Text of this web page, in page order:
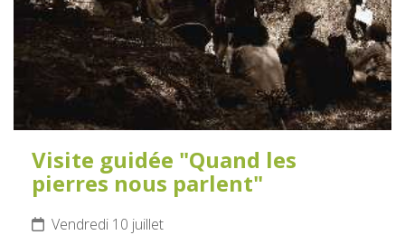
Visite guidée "Quand les
pierres nous parlent"
Vendredi 10 juillet